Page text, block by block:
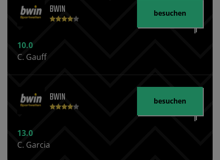
BWIN
10.0
C. Gauff
besuchen
BWIN
13.0
C. Garcia
besuchen